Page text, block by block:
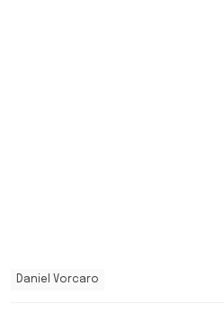
Daniel Vorcaro